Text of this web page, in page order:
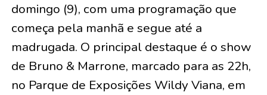
domingo (9), com uma programação que
começa pela manhã e segue até a
madrugada. O principal destaque é o show
de Bruno & Marrone, marcado para as 22h,
no Parque de Exposições Wildy Viana, em